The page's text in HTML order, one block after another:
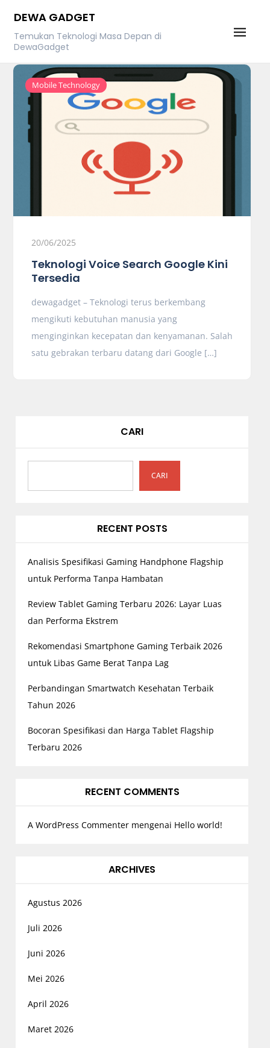
content
DEWA GADGET
Temukan Teknologi Masa Depan di
DewaGadget
Mobile Technology
20/06/2025
Teknologi Voice Search Google Kini
Tersedia
dewagadget – Teknologi terus berkembang
mengikuti kebutuhan manusia yang
menginginkan kecepatan dan kenyamanan. Salah
satu gebrakan terbaru datang dari Google […]
CARI
CARI
RECENT POSTS
Analisis Spesifikasi Gaming Handphone Flagship
untuk Performa Tanpa Hambatan
Review Tablet Gaming Terbaru 2026: Layar Luas
dan Performa Ekstrem
Rekomendasi Smartphone Gaming Terbaik 2026
untuk Libas Game Berat Tanpa Lag
Perbandingan Smartwatch Kesehatan Terbaik
Tahun 2026
Bocoran Spesifikasi dan Harga Tablet Flagship
Terbaru 2026
RECENT COMMENTS
A WordPress Commentermengenai Hello world!
ARCHIVES
Agustus 2026
Juli 2026
Juni 2026
Mei 2026
April 2026
Maret 2026